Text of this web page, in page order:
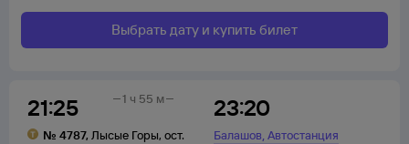
Выбрать дату и купить билет
21:25
№ 4787, Лысые Горы, ост.
23:20
Балашов,Автостанция
1 ч 55 м